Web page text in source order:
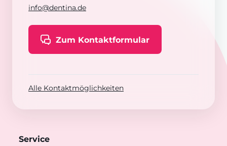
info@dentina.de
Zum Kontaktformular
Alle Kontaktmöglichkeiten
Service